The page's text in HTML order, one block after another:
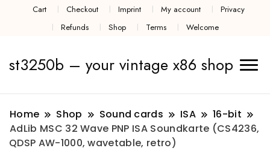
Cart Checkout Imprint My account
Privacy
Refunds
Shop Terms Welcome
st3250b – your vintage x86 shop
Home Shop Sound cards ISA
16-bit
AdLib MSC 32 Wave PNP ISA Soundkarte (CS4236,
QDSP AW-1000, wavetable, retro)